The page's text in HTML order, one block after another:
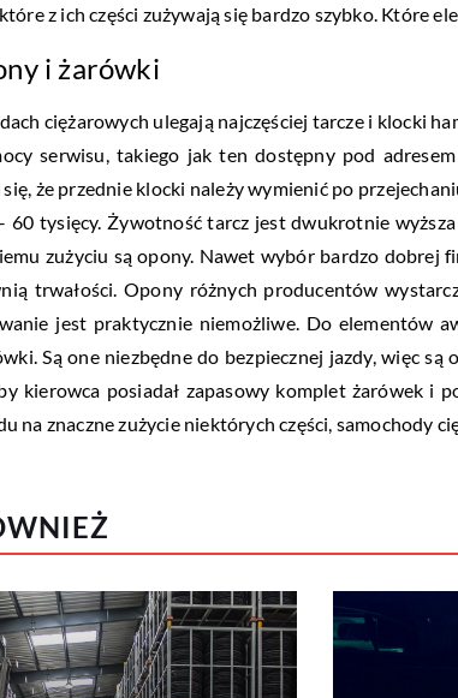
z ich części zużywają się bardzo szybko. Które
i żarówki
ciężarowych ulegają najczęściej tarcze i klocki
serwisu, takiego jak ten dostępny pod adresem
się, że przednie klocki należy wymienić po
60 tysięcy. Żywotność tarcz jest dwukrotnie
zużyciu są opony. Nawet wybór bardzo dobrej
trwałości. Opony różnych producentów
jest praktycznie niemożliwe. Do elementów
Są one niezbędne do bezpiecznej jazdy, więc są
kierowca posiadał zapasowy komplet żarówek i
na znaczne zużycie niektórych części, samochody